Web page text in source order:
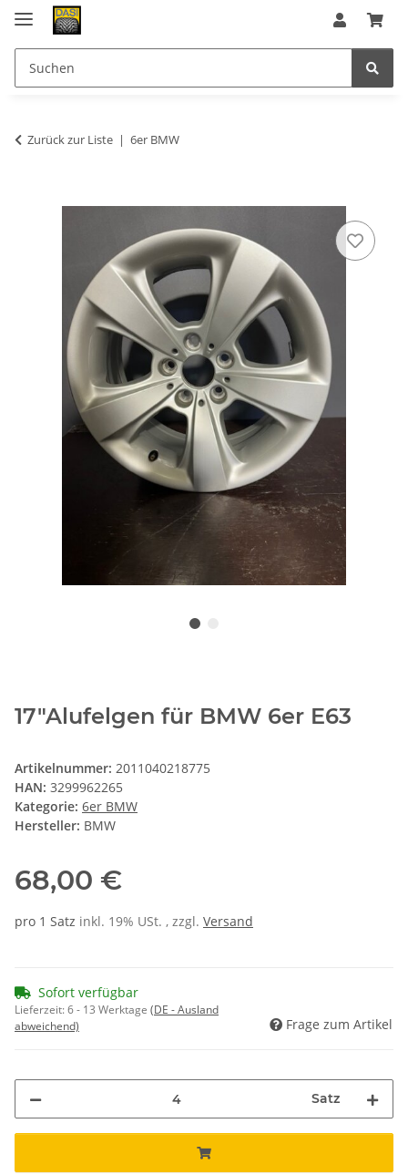
Zurück zur Liste 6er BMW
17"Alufelgen für BMW 6er E63
Artikelnummer: 2011040218775
HAN: 3299962265
Kategorie: 6er BMW
Hersteller: BMW
68,00 €
pro 1 Satz inkl. 19% USt. , zzgl. Versand
Sofort verfügbar
Lieferzeit:6 - 13 Werktage (DE - Ausland
abweichend)
Frage zum Artikel
Satz